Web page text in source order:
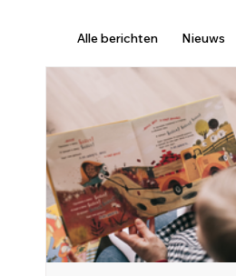
Alle berichten Nieuws